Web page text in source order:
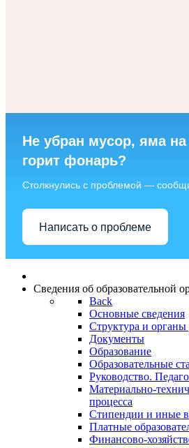
Не убран мусор, яма на
горит фонарь?
Столкнулись с проблемой —
Написать о проблеме
Сведения об образовательной
Back
Основные сведения
Структура и органы
Документы
Образование
Образовательные
Руководство.
Материально-
процесса
Стипендии и иные
Платные
Финансово-